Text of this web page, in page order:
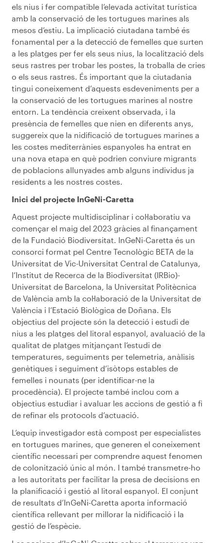
els nius i fer compatible l’elevada activitat turística
amb la conservació de les tortugues marines als
mesos d’estiu. La implicació ciutadana també és
fonamental per a la detecció de femelles que surten
a les platges per fer els seus nius, la localització dels
seus rastres per trobar les postes, la troballa de cries
o els seus rastres. És important que la ciutadania
tingui coneixement d’aquests esdeveniments per a
la conservació de les tortugues marines al nostre
entorn. La tendència creixent observada, i la
presència de femelles que nien en diferents anys,
suggereix que la nidificació de tortugues marines a
les costes mediterrànies espanyoles ha entrat en
una nova etapa en què podrien conviure migrants
de poblacions allunyades amb alguns individus ja
residents a les nostres costes.
Inici del projecte InGeNi-Caretta
Aquest projecte multidisciplinar i col·laboratiu va
començar el maig del 2023 gràcies al finançament
de la Fundació Biodiversitat. InGeNi-Caretta és un
consorci format pel Centre Tecnològic BETA de la
Universitat de Vic-Universitat Central de Catalunya,
l’Institut de Recerca de la Biodiversitat (IRBio)-
Universitat de Barcelona, ​​la Universitat Politècnica
de València amb la col·laboració de la Universitat de
València i l’Estació Biològica de Doñana. Els
objectius del projecte són la detecció i estudi de
nius a les platges del litoral espanyol, avaluació de la
qualitat de platges mitjançant l’estudi de
temperatures, seguiments per telemetria, anàlisis
genètiques i seguiment d’isòtops estables de
femelles i nounats (per identificar-ne la
procedència). El projecte també inclou com a
objectius estudiar i avaluar les accions de gestió a fi
de refinar els protocols d’actuació.
L’equip investigador està compost per especialistes
en tortugues marines, que generen el coneixement
científic necessari per comprendre aquest fenomen
de colonització únic al món. I també transmetre-ho
a les autoritats per facilitar la presa de decisions en
la planificació i gestió al litoral espanyol. El conjunt
de resultats d’InGeNi-Caretta aporta informació
científica rellevant per millorar la nidificació i la
gestió de l’espècie.